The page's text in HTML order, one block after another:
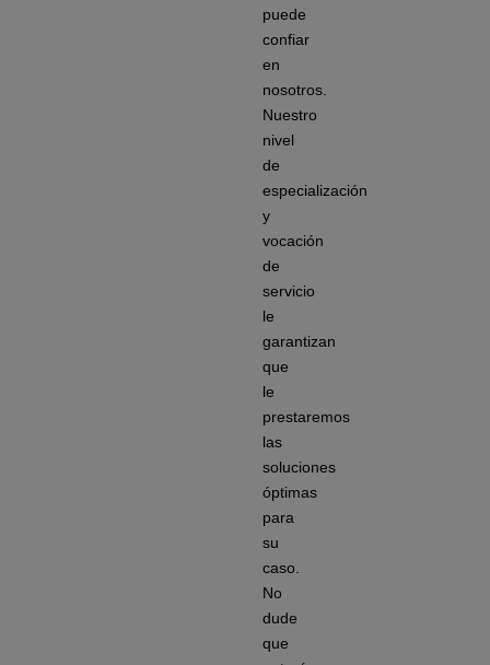
puede
confiar
en
nosotros.
Nuestro
nivel
de
especialización
y
vocación
de
servicio
le
garantizan
que
le
prestaremos
las
soluciones
óptimas
para
su
caso.
No
dude
que